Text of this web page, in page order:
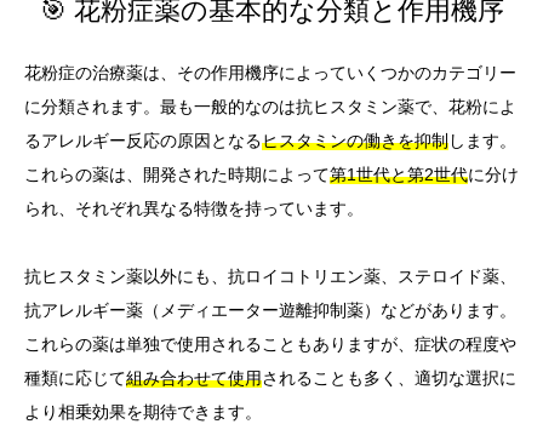
🎯 花粉症薬の基本的な分類と作用機序
花粉症の治療薬は、その作用機序によっていくつかのカテゴリー
に分類されます。最も一般的なのは抗ヒスタミン薬で、花粉によ
るアレルギー反応の原因となるヒスタミンの働きを抑制します。
これらの薬は、開発された時期によって第1世代と第2世代に分け
られ、それぞれ異なる特徴を持っています。
抗ヒスタミン薬以外にも、抗ロイコトリエン薬、ステロイド薬、
抗アレルギー薬（メディエーター遊離抑制薬）などがあります。
これらの薬は単独で使用されることもありますが、症状の程度や
種類に応じて組み合わせて使用されることも多く、適切な選択に
より相乗効果を期待できます。